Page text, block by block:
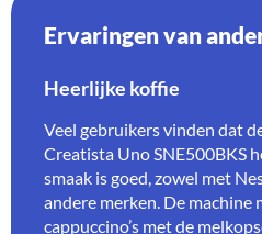
Ervaringen van
Heerlijke koffie
Veel gebruikers vinden dat
Creatista Uno SNE500BKS
smaak is goed, zowel met
andere merken. De machine
cappuccino’s met de